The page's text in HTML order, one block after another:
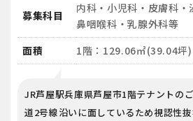
募集科目
内科・小児科・皮膚科
鼻咽喉科・乳腺外科等
面積
1階：129.06㎡(39.04坪)
JR芦屋駅兵庫県芦屋市1階テナントの
道2号線沿いに面しているため視認性